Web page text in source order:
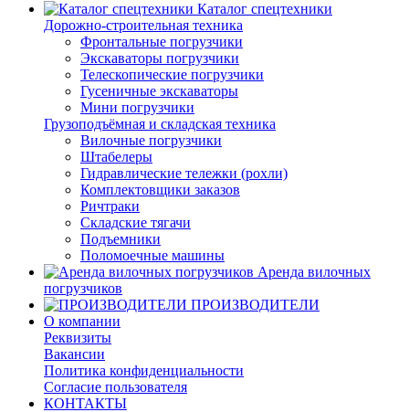
Каталог спецтехники
Дорожно-строительная техника
Фронтальные погрузчики
Экскаваторы погрузчики
Телескопические погрузчики
Гусеничные экскаваторы
Мини погрузчики
Грузоподъёмная и складская техника
Вилочные погрузчики
Штабелеры
Гидравлические тележки (рохли)
Комплектовщики заказов
Ричтраки
Складские тягачи
Подъемники
Поломоечные машины
Аренда вилочных
погрузчиков
ПРОИЗВОДИТЕЛИ
О компании
Реквизиты
Вакансии
Политика конфиденциальности
Согласие пользователя
КОНТАКТЫ